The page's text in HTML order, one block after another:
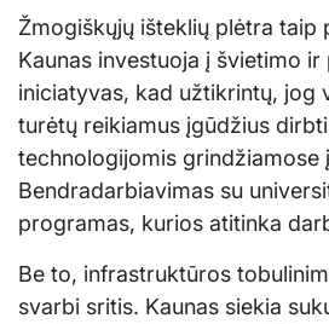
Žmogiškųjų išteklių plėtra taip
Kaunas investuoja į švietimo
iniciatyvas, kad užtikrintų, jog
turėtų reikiamus įgūdžius
technologijomis grindžiamose
Bendradarbiavimas su
programas, kurios atitinka
Be to, infrastruktūros
svarbi sritis. Kaunas siekia